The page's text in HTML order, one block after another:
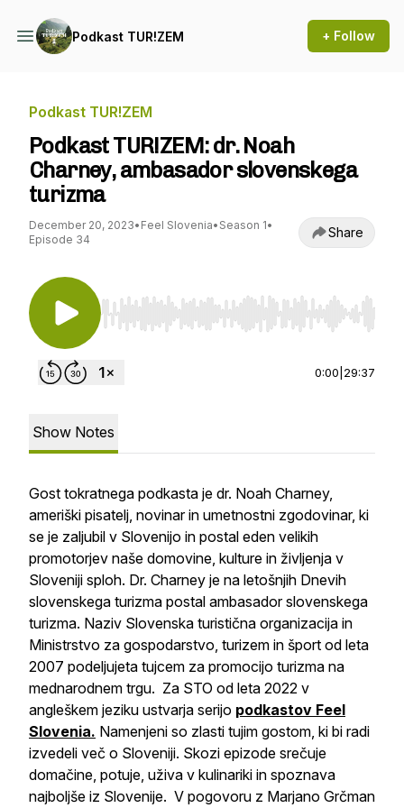
Podkast TUR!ZEM + Follow
Podkast TUR!ZEM
Podkast TUR!ZEM: dr. Noah
Charney, ambasador slovenskega
turizma
December 20, 2023• Feel Slovenia• Season 1•
Episode 34
Share
Use Left/Right to seek, Home/End to jump to
0:00 29:37
Show Notes
Gost tokratnega podkasta je dr. Noah Charney,
ameriški pisatelj, novinar in umetnostni zgodovinar, ki
se je zaljubil v Slovenijo in postal eden velikih
promotorjev naše domovine, kulture in življenja v
Sloveniji sploh. Dr. Charney je na letošnjih Dnevih
slovenskega turizma postal ambasador slovenskega
turizma. Naziv Slovenska turistična organizacija in
Ministrstvo za gospodarstvo, turizem in šport od leta
2007 podeljujeta tujcem za promocijo turizma na
mednarodnem trgu. Za STO od leta 2022 v
angleškem jeziku ustvarja serijo podkastov Feel
Slovenia. Namenjeni so zlasti tujim gostom, ki bi radi
izvedeli več o Sloveniji. Skozi epizode srečuje
domačine, potuje, uživa v kulinariki in spoznava
najboljše iz Slovenije. V pogovoru z Marjano Grčman